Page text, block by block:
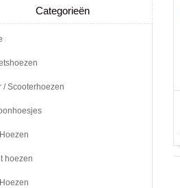
Categorieën
/ Scooterhoezen
hoezen